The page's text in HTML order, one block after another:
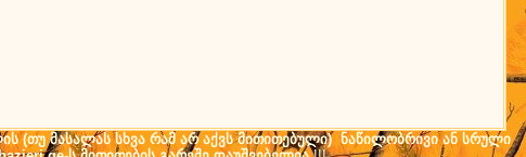
(თუ მასალას სხვა რამ არ აქვს მითითებული) ნაწილობრივი ან სრული